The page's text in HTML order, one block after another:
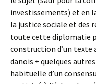
investissements) et en
la justice sociale et des
toute cette diplomatie
construction d’un
danois + quelques
habituelle d’un